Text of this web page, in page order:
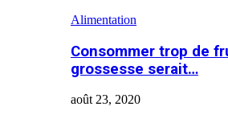
Alimentation
Consommer trop de
grossesse serait…
août 23, 2020